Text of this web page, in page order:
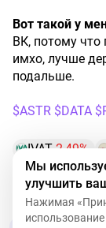
Вот такой у
ВК, потому что
имхо, лучше
подальше.
$ASTR $DATA
IVAT-2,49%
BAZA-0,17%
ASTR+6,28%
Мы
улучшить
Нажимая